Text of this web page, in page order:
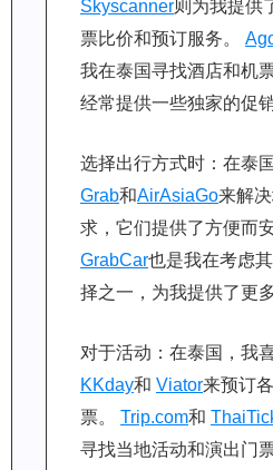
Skyscanner则为我提供
票比价和预订服务。
我在泰国寻找酒店和机
经常提供一些独家的促
选择出行方式时：在泰
Grab和AirAsiaGo来解
求，它们提供了方便而
GrabCar也是我在考虑
择之一，为我提供了更
对于活动：在泰国，我
KKday和 Viator来预订
票。 Trip.com和
寻找当地活动和演出门